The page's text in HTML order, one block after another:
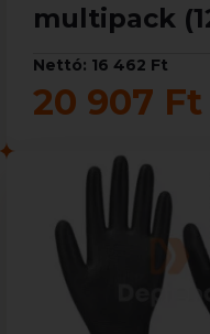
multipack
Nettó: 16 462 Ft
20 907 Ft